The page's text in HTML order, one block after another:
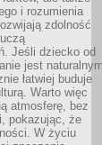
i rozumienia
zdolność
Jeśli dziecko od
jest naturalnym
łatwiej buduje
Warto więc
atmosferę, bez
pokazując, że
W życiu